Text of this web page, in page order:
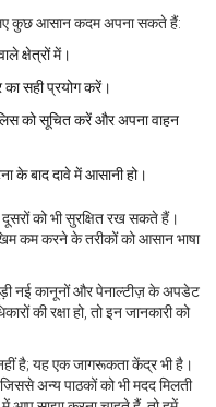
कुछ आसान कदम अपना सकते हैं:
क्षेत्रों में।
सही प्रयोग करें।
को सूचित करें और अपना वाहन
के बाद दावे में आसानी हो।
को भी सुरक्षित रख सकते हैं।
कम करने के तरीकों को आसान भाषा
नई कानूनों और पेनाल्टीज़ के अपडेट
की रक्षा हो, तो इन जानकारी को
है; यह एक जागरूकता केंद्र भी है।
अन्य पाठकों को भी मदद मिलती